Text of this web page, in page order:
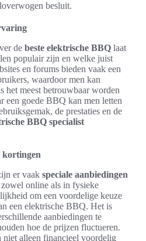
besluit.
de beste elektrische BBQ laat
populair zijn en welke juist
en forums bieden vaak een
waardoor men kan
het meest betrouwbaar worden
een goede BBQ kan men letten
de prestaties en de
BBQ specialist
kortingen
er vaak speciale aanbiedingen
zowel online als in fysieke
om een voordelige keuze
een elektrische BBQ. Het is
aanbiedingen te
hoe de prijzen fluctueren.
niet alleen financieel voordelig